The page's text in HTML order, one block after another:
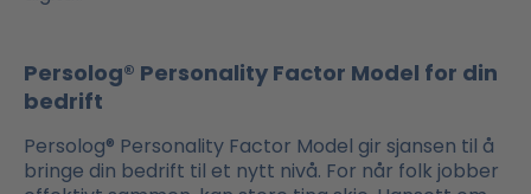
Persolog® Personality Factor Model for din
bedrift
Persolog® Personality Factor Model gir sjansen til å
bringe din bedrift til et nytt nivå. For når folk jobber